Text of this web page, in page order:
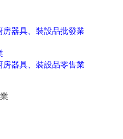
器具、裝設品批發業
器具、裝設品零售業